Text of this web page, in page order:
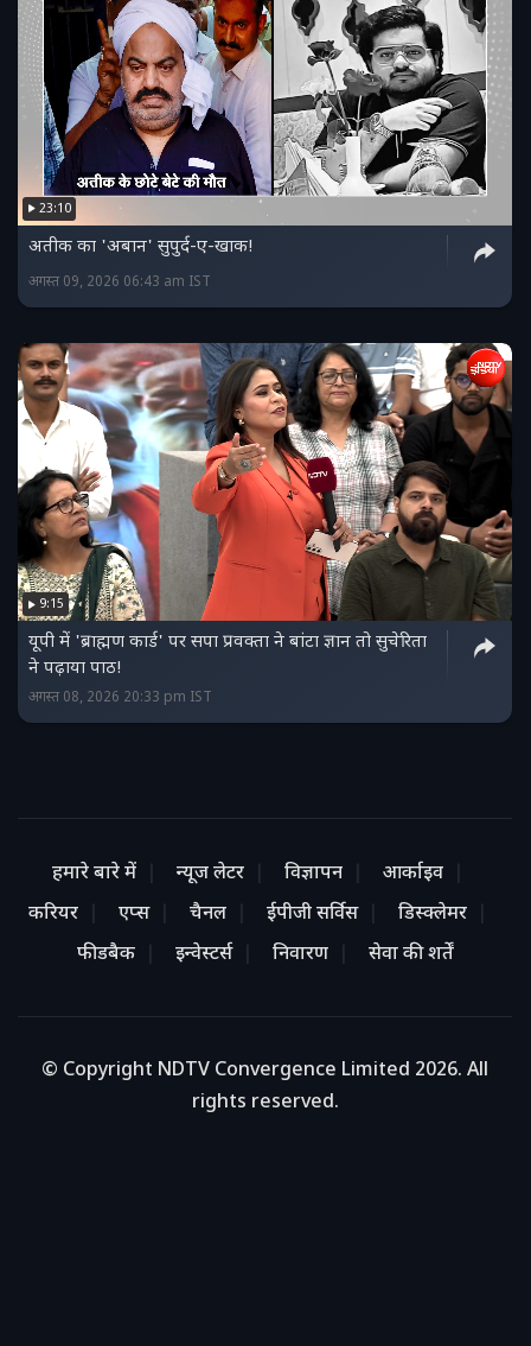
23:10
अतीक का 'अबान' सुपुर्द-ए-खाक!
अगस्त 09, 2026 06:43 am IST
9:15
यूपी में 'ब्राह्मण कार्ड' पर सपा प्रवक्ता ने बांटा ज्ञान तो सुचेरिता
ने पढ़ाया पाठ!
अगस्त 08, 2026 20:33 pm IST
हमारे बारे में न्यूज लेटर विज्ञापन
आर्काइव
करियर
एप्स चैनल ईपीजी सर्विस
डिस्क्लेमर
फीडबैक
इन्वेस्टर्स निवारण सेवा की शर्तें
© Copyright NDTV Convergence Limited 2026. All
rights reserved.